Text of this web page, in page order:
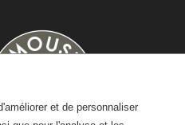
et de personnaliser